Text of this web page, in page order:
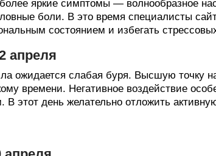
яркие симптомы — волнообразное
боли. В это время специалисты
состоянием и избегать
апреля
ожидается слабая буря. Высшую точку
времени. Негативное воздействие
этот день желательно отложить